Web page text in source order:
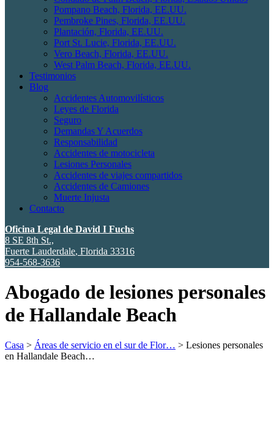
Pompano Beach, Florida, EE.UU.
Pembroke Pines, Florida, EE.UU.
Plantación, Florida, EE.UU.
Port St. Lucie, Florida, EE.UU.
Vero Beach, Florida, EE.UU.
West Palm Beach, Florida, EE.UU.
Testimonios
Blog
Accidentes Automovilísticos
Leyes de Florida
Seguro
Demandas Y Acuerdos
Responsabilidad
Accidentes de motocicleta
Lesiones Personales
Accidentes de viajes compartidos
Accidentes de Camiones
Muerte Injusta
Contacto
Oficina Legal de David I Fuchs
8 SE 8th St.,
Fuerte Lauderdale, Florida 33316
954-568-3636
Abogado de lesiones personales
de Hallandale Beach
Casa > Áreas de servicio en el sur de Flor… > Lesiones personales
en Hallandale Beach…